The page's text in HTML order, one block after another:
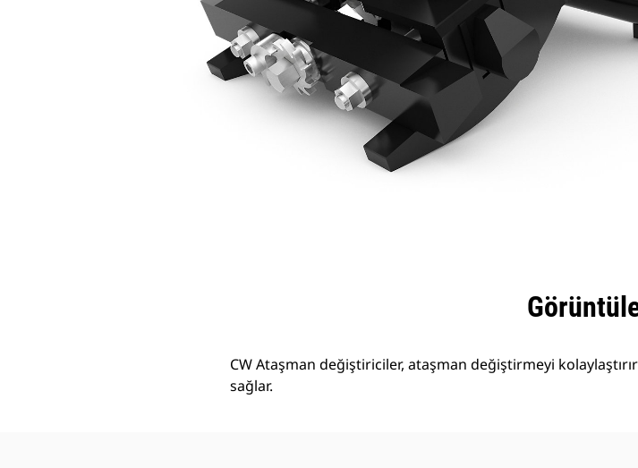
CW Ataşman değiştiriciler, ataşman değiştirmeyi
sağlar.